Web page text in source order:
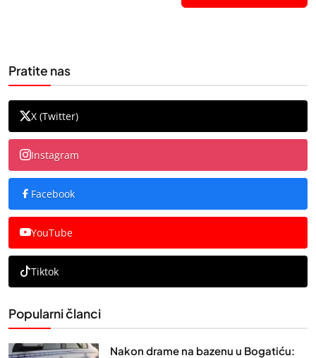
Pratite nas
X (Twitter)
Instagram
Facebook
YouTube
Tiktok
Popularni članci
Nakon drame na bazenu u Bogatiću: